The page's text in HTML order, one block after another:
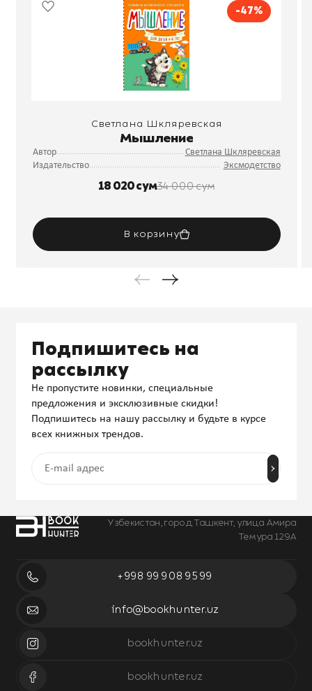
-47%
Светлана Шкляревская
Мышление
Автор
Светлана Шкляревская
Издательство
Эксмодетство
18 020 сум34 000 сум
В корзину
Узбекистан, город Ташкент, улица Амира
Темура 129А
+998 99 908 95 99
info@bookhunter.uz
bookhunter.uz
bookhunter.uz
Подпишитесь на
рассылку
Не пропустите новинки, специальные
предложения и эксклюзивные скидки!
Подпишитесь на нашу рассылку и будьте в курсе
всех книжных трендов.